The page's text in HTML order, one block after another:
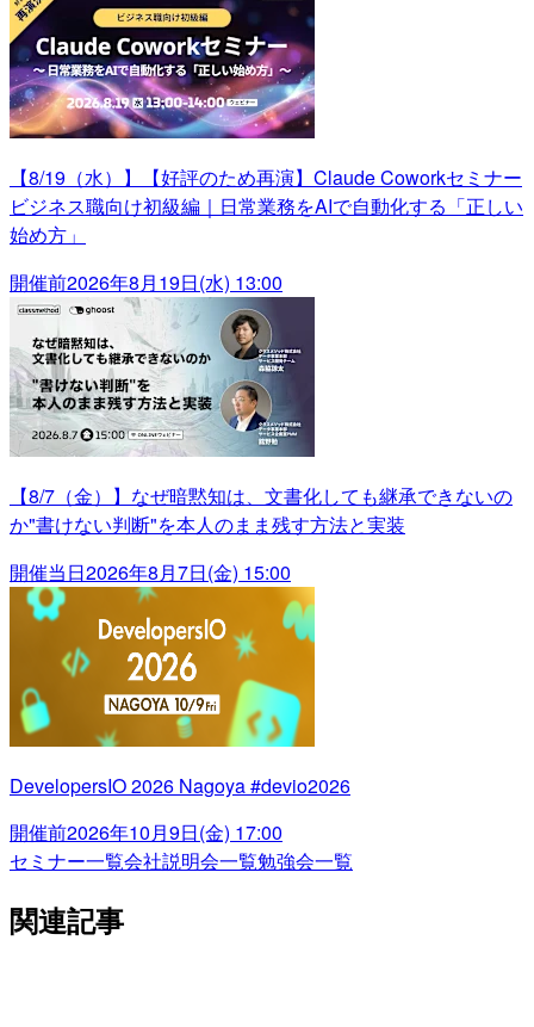
【8/19（水）】【好評のため再演】Claude Coworkセミナー
ビジネス職向け初級編｜日常業務をAIで自動化する「正しい
始め方」
開催前2026年8月19日(水) 13:00
【8/7（金）】なぜ暗黙知は、文書化しても継承できないの
か"書けない判断"を本人のまま残す方法と実装
開催当日2026年8月7日(金) 15:00
DevelopersIO 2026 Nagoya #devio2026
開催前2026年10月9日(金) 17:00
セミナー一覧会社説明会一覧勉強会一覧
関連記事